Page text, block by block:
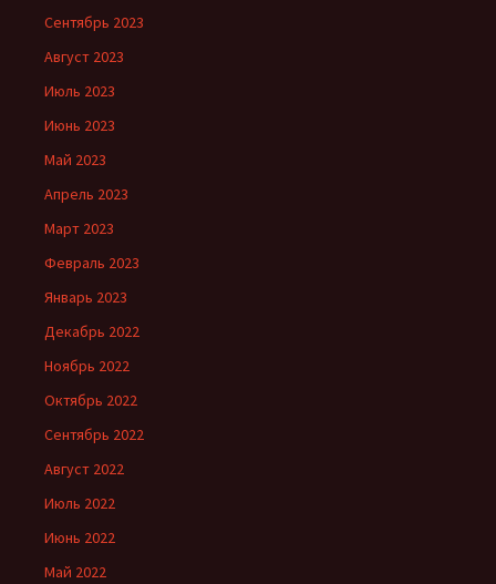
Сентябрь 2023
Август 2023
Июль 2023
Июнь 2023
Май 2023
Апрель 2023
Март 2023
Февраль 2023
Январь 2023
Декабрь 2022
Ноябрь 2022
Октябрь 2022
Сентябрь 2022
Август 2022
Июль 2022
Июнь 2022
Май 2022